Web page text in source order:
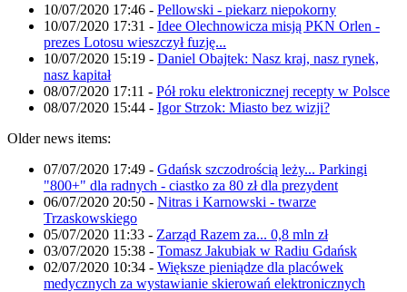
10/07/2020 17:46 - Pellowski - piekarz niepokorny
10/07/2020 17:31 - Idee Olechnowicza misją PKN Orlen -
prezes Lotosu wieszczył fuzję...
10/07/2020 15:19 - Daniel Obajtek: Nasz kraj, nasz rynek,
nasz kapitał
08/07/2020 17:11 - Pół roku elektronicznej recepty w Polsce
08/07/2020 15:44 - Igor Strzok: Miasto bez wizji?
Older news items:
07/07/2020 17:49 - Gdańsk szczodrością leży... Parkingi
"800+" dla radnych - ciastko za 80 zł dla prezydent
06/07/2020 20:50 - Nitras i Karnowski - twarze
Trzaskowskiego
05/07/2020 11:33 - Zarząd Razem za... 0,8 mln zł
03/07/2020 15:38 - Tomasz Jakubiak w Radiu Gdańsk
02/07/2020 10:34 - Większe pieniądze dla placówek
medycznych za wystawianie skierowań elektronicznych